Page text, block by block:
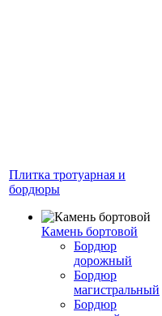
Плитка тротуарная и
бордюры
Камень бортовой
Бордюр
дорожный
Бордюр
магистральный
Бордюр